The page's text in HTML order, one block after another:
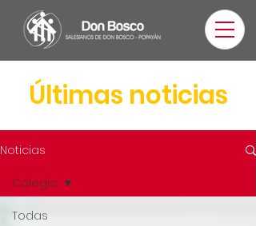
Últimas noticias
Noticias
Todas
Colegio